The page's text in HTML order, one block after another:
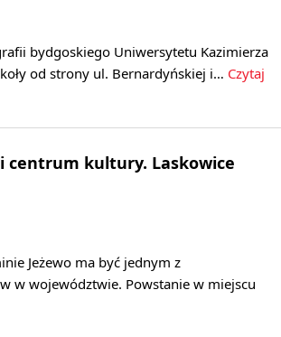
bydgoskiego Uniwersytetu Kazimierza
od strony ul. Bernardyńskiej i… Czytaj
centrum kultury. Laskowice
Jeżewo ma być jednym z
w województwie. Powstanie w miejscu